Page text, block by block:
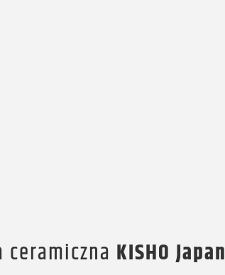
ceramiczna KISHO Japan